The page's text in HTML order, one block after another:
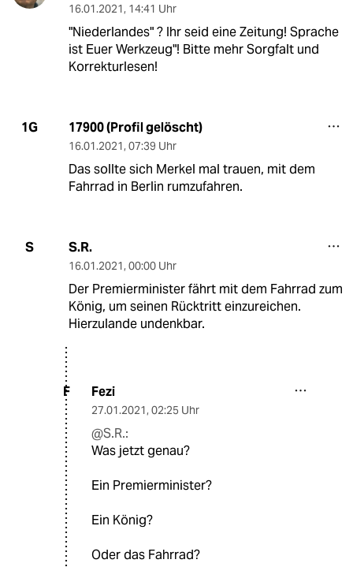
16.01.2021, 14:41 Uhr
"Niederlandes" ? Ihr seid eine Zeitung! Sprache
ist Euer Werkzeug"! Bitte mehr Sorgfalt und
Korrekturlesen!
1G 17900 (Profil gelöscht)
16.01.2021, 07:39 Uhr
Das sollte sich Merkel mal trauen, mit dem
Fahrrad in Berlin rumzufahren.
S S.R.
16.01.2021, 00:00 Uhr
Der Premierminister fährt mit dem Fahrrad zum
König, um seinen Rücktritt einzureichen.
Hierzulande undenkbar.
F Fezi
27.01.2021, 02:25 Uhr
@S.R.:
Was jetzt genau?
Ein Premierminister?
Ein König?
Oder das Fahrrad?